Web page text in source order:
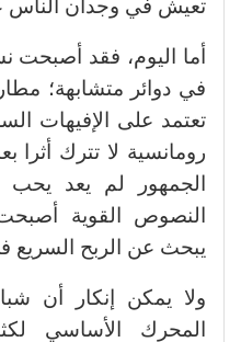
تعيش في وجدان الناس
أما اليوم، فقد أصبحت
في دوائر متشابهة؛
تعتمد على الإفيهات
رومانسية لا تترك أثرا
الجمهور لم يعد
النصوص القوية
يبحث عن الربح السريع
ولا يمكن إنكار أن
المحرك الأساسي